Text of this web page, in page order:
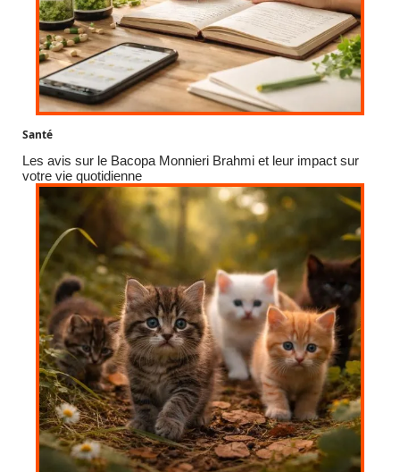
Santé
Les avis sur le Bacopa Monnieri Brahmi et leur impact sur
votre vie quotidienne